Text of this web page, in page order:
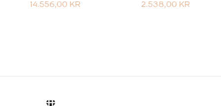
14.556,00 KR 2.538,00 KR